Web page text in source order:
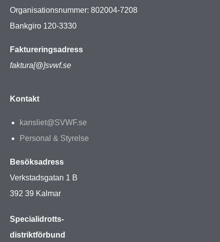
Organisationsnummer: 802004-7208
Bankgiro 120-3330
Faktureringsadress
faktura[@]svwf.se
Kontakt
kansliet@SVWF.se
Personal & Styrelse
Besöksadress
Verkstadsgatan 1 B
392 39 Kalmar
Specialidrotts-
distriktförbund